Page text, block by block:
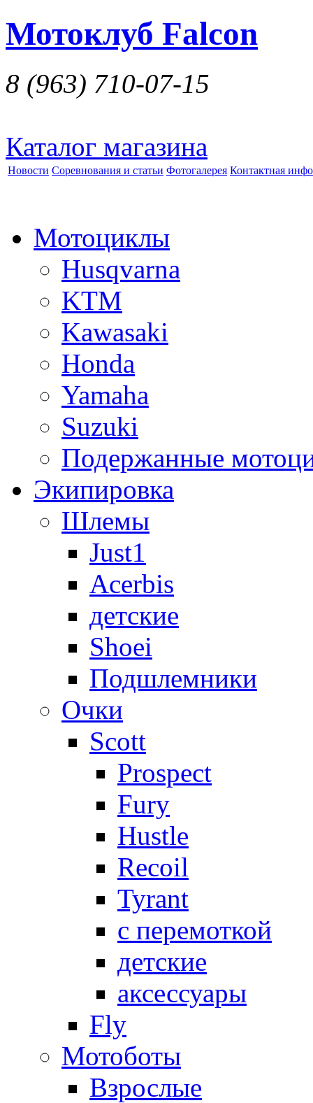
Мотоклуб Falcon
8 (963) 710-07-15
Каталог магазина
Новости Соревнования и статьи Фотогалерея Контактная
Мотоциклы
Husqvarna
KTM
Kawasaki
Honda
Yamaha
Suzuki
Подержанные
Экипировка
Шлемы
Just1
Acerbis
детские
Shoei
Подшлемники
Очки
Scott
Prospect
Fury
Hustle
Recoil
Tyrant
с перемоткой
детские
аксессуары
Fly
Мотоботы
Взрослые